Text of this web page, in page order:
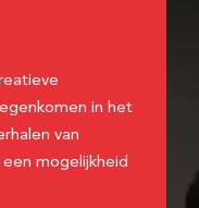
in het
van
mogelijkheid